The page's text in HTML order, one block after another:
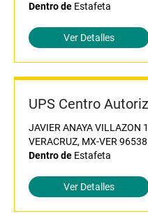
Dentro de Estafeta
Ver Detalles
UPS Centro
JAVIER ANAYA VILLAZON
VERACRUZ, MX-VER 96538
Dentro de Estafeta
Ver Detalles